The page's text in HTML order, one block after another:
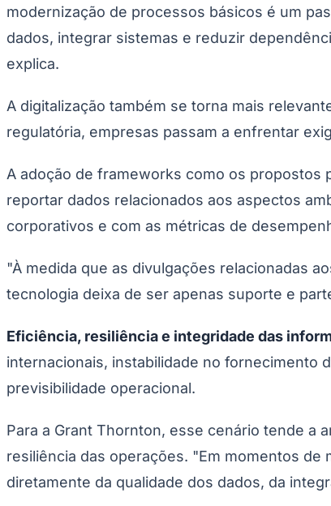
modernização de processos básicos é um
dados, integrar sistemas e reduzir
explica.
A digitalização também se torna mais
regulatória, empresas passam a enfrentar
A adoção de frameworks como os propostos
reportar dados relacionados aos aspectos
corporativos e com as métricas de
"À medida que as divulgações relacionadas
tecnologia deixa de ser apenas suporte e
Eficiência, resiliência e integridade das
internacionais, instabilidade no fornecimento
previsibilidade operacional.
Para a Grant Thornton, esse cenário tende a
resiliência das operações. "Em momentos
diretamente da qualidade dos dados, da